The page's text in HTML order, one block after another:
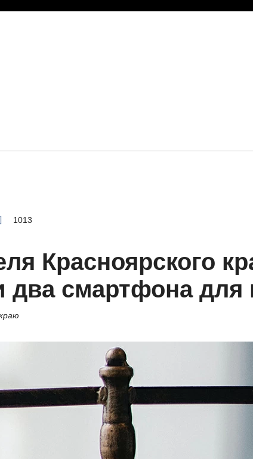
1013
Красноярского
смартфона для